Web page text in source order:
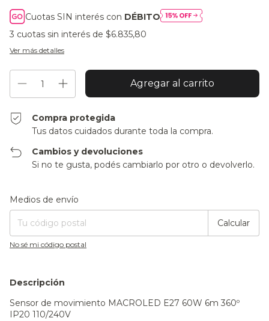
Cuotas SIN interés con DÉBITO
3 cuotas sin interés de $6.835,80
Ver más detalles
Compra protegida
Tus datos cuidados durante toda la compra.
Cambios y devoluciones
Si no te gusta, podés cambiarlo por otro o devolverlo.
Entregas para el CP:
Medios de envío
Calcular
No sé mi código postal
Descripción
Sensor de movimiento MACROLED E27 60W 6m 360º
IP20 110/240V